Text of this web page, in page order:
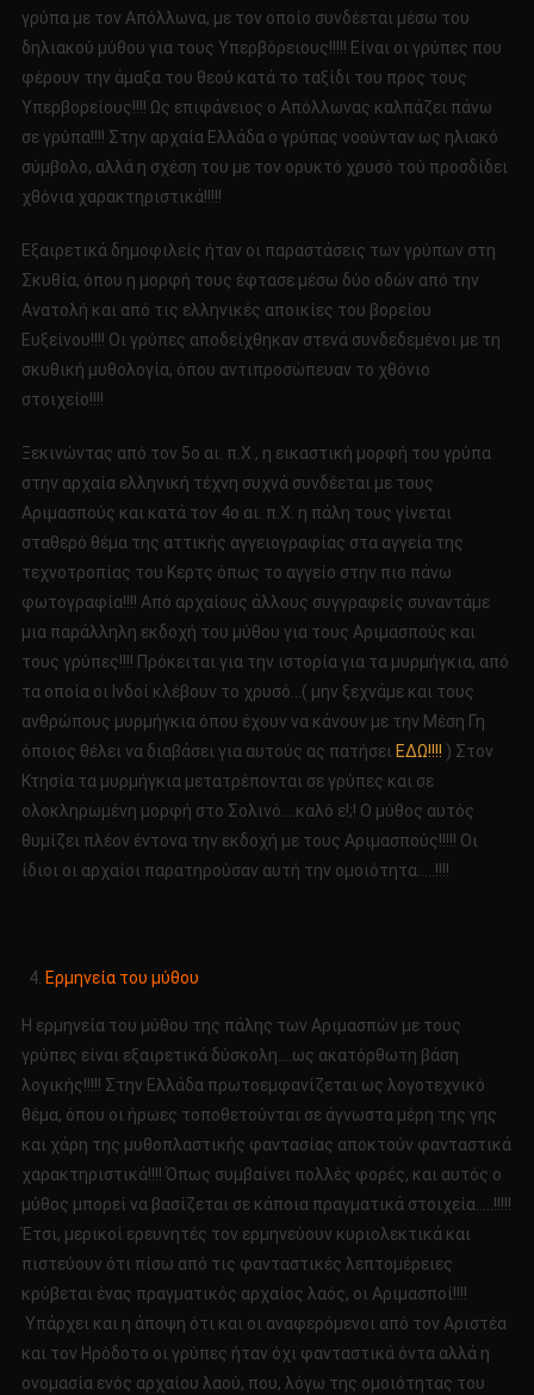
γρύπα με τον Απόλλωνα, με τον οποίο συνδέεται μέσω του
δηλιακού μύθου για τους Υπερβόρειους!!!!! Είναι οι γρύπες που
φέρουν την άμαξα του θεού κατά το ταξίδι του προς τους
Υπερβορείους!!!! Ως επιφάνειος ο Απόλλωνας καλπάζει πάνω
σε γρύπα!!!! Στην αρχαία Ελλάδα ο γρύπας νοούνταν ως ηλιακό
σύμβολο, αλλά η σχέση του με τον ορυκτό χρυσό τού προσδίδει
χθόνια χαρακτηριστικά!!!!!
Εξαιρετικά δημοφιλείς ήταν οι παραστάσεις των γρύπων στη
Σκυθία, όπου η μορφή τους έφτασε μέσω δύο οδών από την
Ανατολή και από τις ελληνικές αποικίες του βορείου
Ευξείνου!!!! Οι γρύπες αποδείχθηκαν στενά συνδεδεμένοι με τη
σκυθική μυθολογία, όπου αντιπροσώπευαν το χθόνιο
στοιχείο!!!!
Ξεκινώντας από τον 5ο αι. π.Χ., η εικαστική μορφή του γρύπα
στην αρχαία ελληνική τέχνη συχνά συνδέεται με τους
Αριμασπούς και κατά τον 4ο αι. π.Χ. η πάλη τους γίνεται
σταθερό θέμα της αττικής αγγειογραφίας στα αγγεία της
τεχνοτροπίας του Κερτς όπως το αγγείο στην πιο πάνω
φωτογραφία!!!! Από αρχαίους άλλους συγγραφείς συναντάμε
μια παράλληλη εκδοχή του μύθου για τους Αριμασπούς και
τους γρύπες!!!! Πρόκειται για την ιστορία για τα μυρμήγκια, από
τα οποία οι Ινδοί κλέβουν το χρυσό…( μην ξεχνάμε και τους
ανθρώπους μυρμήγκια όπου έχουν να κάνουν με την Μέση Γη
όποιος θέλει να διαβάσει για αυτούς ας πατήσει ΕΔΩ!!!! ) Στον
Κτησία τα μυρμήγκια μετατρέπονται σε γρύπες και σε
ολοκληρωμένη μορφή στο Σολινό….καλό ε!;! Ο μύθος αυτός
θυμίζει πλέον έντονα την εκδοχή με τους Αριμασπούς!!!!! Οι
ίδιοι οι αρχαίοι παρατηρούσαν αυτή την ομοιότητα…..!!!!
Ερμηνεία του μύθου
Η ερμηνεία του μύθου της πάλης των Αριμασπών με τους
γρύπες είναι εξαιρετικά δύσκολη….ως ακατόρθωτη βάση
λογικής!!!!! Στην Ελλάδα πρωτοεμφανίζεται ως λογοτεχνικό
θέμα, όπου οι ήρωες τοποθετούνται σε άγνωστα μέρη της γης
και χάρη της μυθοπλαστικής φαντασίας αποκτούν φανταστικά
χαρακτηριστικά!!!! Όπως συμβαίνει πολλές φορές, και αυτός ο
μύθος μπορεί να βασίζεται σε κάποια πραγματικά στοιχεία…..!!!!!
Έτσι, μερικοί ερευνητές τον ερμηνεύουν κυριολεκτικά και
πιστεύουν ότι πίσω από τις φανταστικές λεπτομέρειες
κρύβεται ένας πραγματικός αρχαίος λαός, οι Αριμασποί!!!!
Υπάρχει και η άποψη ότι και οι αναφερόμενοι από τον Αριστέα
και τον Ηρόδοτο οι γρύπες ήταν όχι φανταστικά όντα αλλά η
ονομασία ενός αρχαίου λαού, που, λόγω της ομοιότητας του